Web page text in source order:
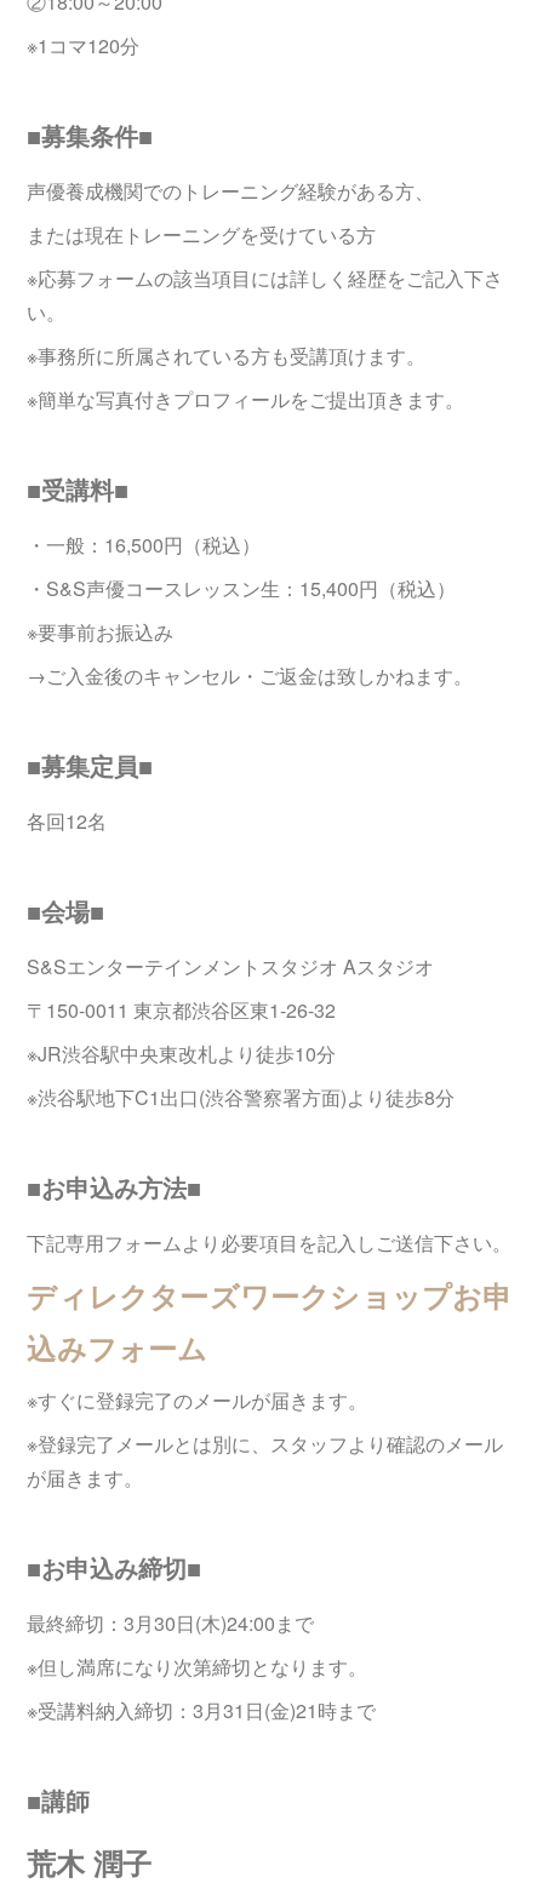
※1コマ120分
■募集条件■
声優養成機関でのトレーニング経験がある方、
または現在トレーニングを受けている方
※応募フォームの該当項目には詳しく経歴をご記入下さ
い。
※事務所に所属されている方も受講頂けます。
※簡単な写真付きプロフィールをご提出頂きます。
■受講料■
・一般：16,500円（税込）
・S&S声優コースレッスン生：15,400円（税込）
※要事前お振込み
→ご入金後のキャンセル・ご返金は致しかねます。
■募集定員■
各回12名
■会場■
S&Sエンターテインメントスタジオ Aスタジオ
〒150-0011 東京都渋谷区東1-26-32
※JR渋谷駅中央東改札より徒歩10分
※渋谷駅地下C1出口(渋谷警察署方面)より徒歩8分
■お申込み方法■
下記専用フォームより必要項目を記入しご送信下さい。
ディレクターズワークショップお申
込みフォーム
※すぐに登録完了のメールが届きます。
※登録完了メールとは別に、スタッフより確認のメール
が届きます。
■お申込み締切■
最終締切：3月30日(木)24:00まで
※但し満席になり次第締切となります。
※受講料納入締切：3月31日(金)21時まで
■講師
荒木 潤子